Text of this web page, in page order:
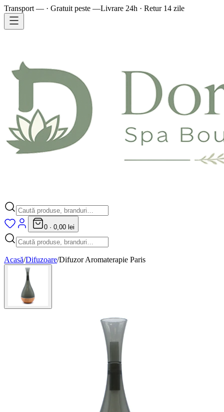
Transport — · Gratuit peste —Livrare 24h · Retur 14 zile
0 · 0,00 lei
Acasă/Difuzoare/Difuzor Aromaterapie Paris